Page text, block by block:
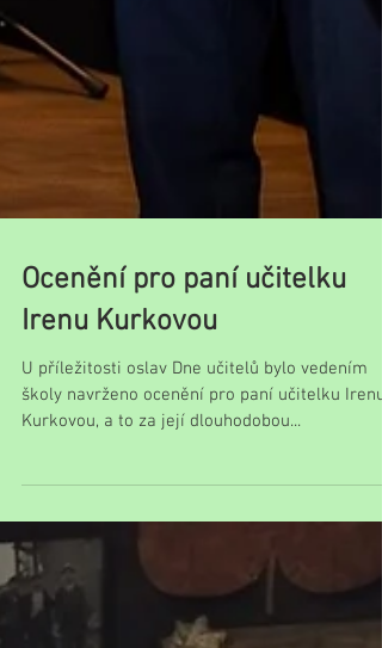
Irenu Kurkovou
U příležitosti oslav Dne učitelů bylo vedením
Kurkovou, a to za její dlouhodobou...